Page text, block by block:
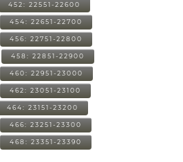
452: 22551-22600
454: 22651-22700
456: 22751-22800
458: 22851-22900
460: 22951-23000
462: 23051-23100
464: 23151-23200
466: 23251-23300
468: 23351-23390